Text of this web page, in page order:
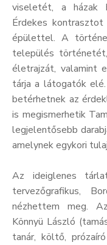
viseletét, a házak
Érdekes
épülettel. A
település
életrajzát, valamint
tárja a látogatók
betérhetnek az
is megismerhetik
legjelentősebb
amelynek egykori
Az ideiglenes
tervezőgrafikus,
nézhettem meg.
Könnyü László
tanár, költő,